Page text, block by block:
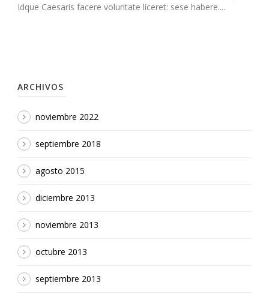
Idque Caesaris facere voluntate liceret: sese habere....
ARCHIVOS
noviembre 2022
septiembre 2018
agosto 2015
diciembre 2013
noviembre 2013
octubre 2013
septiembre 2013